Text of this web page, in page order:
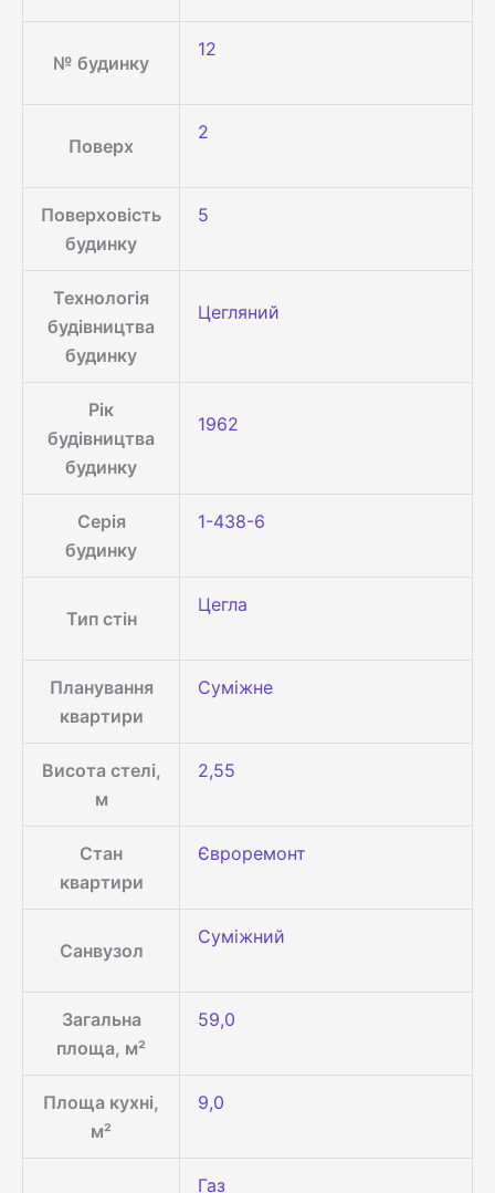
№ будинку
12
Поверх
2
Поверховість
будинку
5
Технологія
будівництва
будинку
Цегляний
Рік
будівництва
будинку
1962
Серія
будинку
1-438-6
Тип стін
Цегла
Планування
квартири
Суміжне
Висота стелі,
м
2,55
Стан
квартири
Євроремонт
Санвузол
Суміжний
Загальна
площа, м²
59,0
Площа кухні,
м²
9,0
Газ